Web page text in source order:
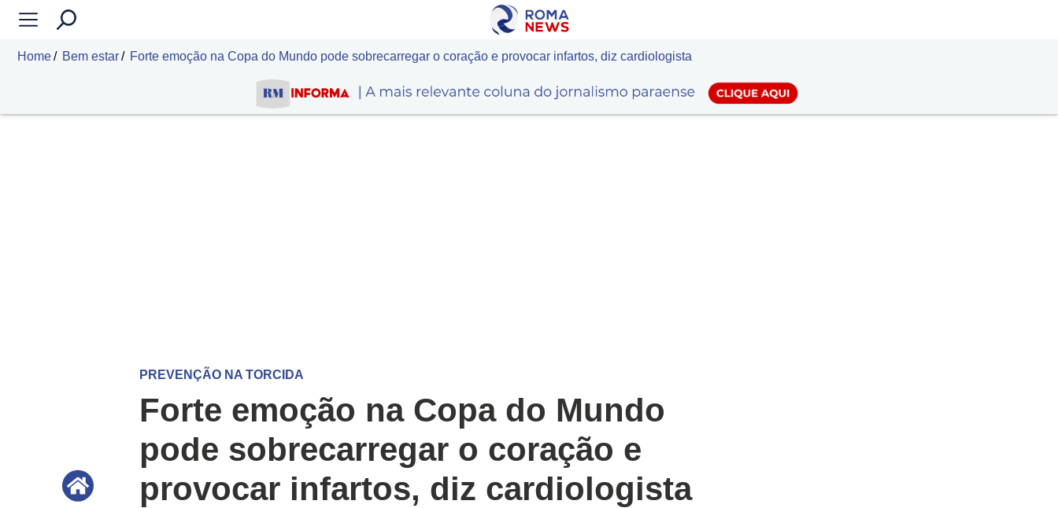
Home Bem estar Forte emoção na Copa do Mundo pode sobrecarregar o coração e provocar infartos, diz cardiologista
PREVENÇÃO NA TORCIDA
Forte emoção na Copa do Mundo
pode sobrecarregar o coração e
provocar infartos, diz cardiologista